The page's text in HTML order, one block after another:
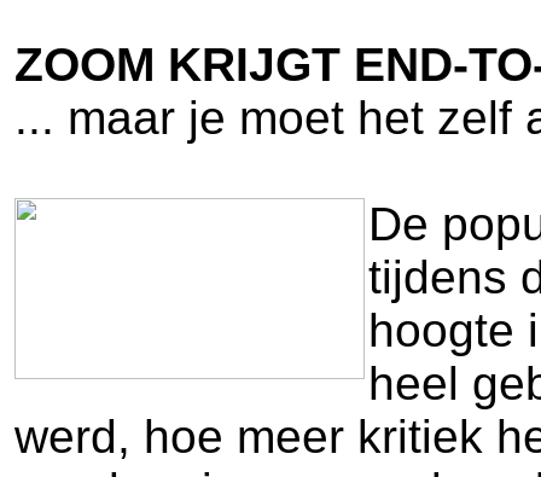
ZOOM KRIJGT END-
... maar je moet het zelf
De
tijdens
hoogte
heel
werd, hoe meer kritiek